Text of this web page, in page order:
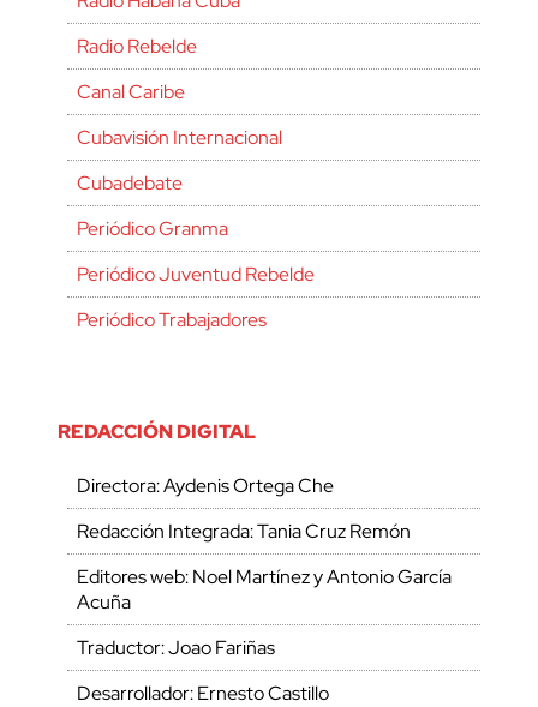
Radio Rebelde
Canal Caribe
Cubavisión Internacional
Cubadebate
Periódico Granma
Periódico Juventud Rebelde
Periódico Trabajadores
REDACCIÓN DIGITAL
Directora: Aydenis Ortega Che
Redacción Integrada: Tania Cruz Remón
Editores web: Noel Martínez y Antonio García
Acuña
Traductor: Joao Fariñas
Desarrollador: Ernesto Castillo